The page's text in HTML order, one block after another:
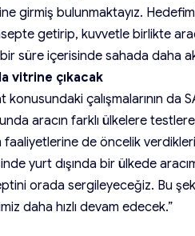
girmiş bulunmaktayız.
getirip, kuvvetle birlikte
süre içerisinde sahada daha
vitrine çıkacak
çalışmalarının da
aracın farklı ülkelere
faaliyetlerine de öncelik
yurt dışında bir ülkede
orada sergileyeceğiz. Bu
daha hızlı devam edecek.”